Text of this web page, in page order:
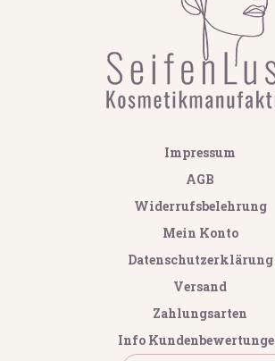
Impressum
AGB
Widerrufsbelehrung
Mein Konto
Datenschutzerklärung
Versand
Zahlungsarten
Info